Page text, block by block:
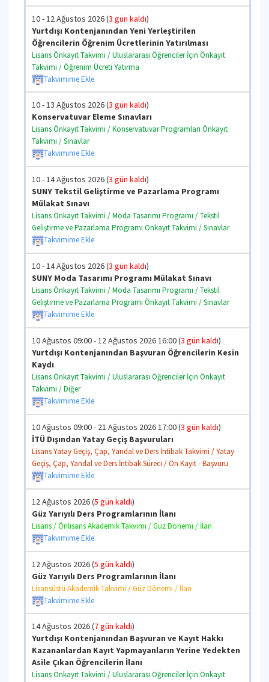
10 - 12 Ağustos 2026 (3 gün kaldı)
Yurtdışı Kontenjanından Yeni Yerleştirilen
Öğrencilerin Öğrenim Ücretlerinin Yatırılması
Lisans Önkayıt Takvimi / Uluslararası Öğrenciler İçin Önkayıt
Takvimi / Öğrenim Ücreti Yatırma
Takvimime Ekle
10 - 13 Ağustos 2026 (3 gün kaldı)
Konservatuvar Eleme Sınavları
Lisans Önkayıt Takvimi / Konservatuvar Programları Önkayıt
Takvimi / Sınavlar
Takvimime Ekle
10 - 14 Ağustos 2026 (3 gün kaldı)
SUNY Tekstil Geliştirme ve Pazarlama Programı
Mülakat Sınavı
Lisans Önkayıt Takvimi / Moda Tasarımı Programı / Tekstil
Geliştirme ve Pazarlama Programı Önkayıt Takvimi / Sınavlar
Takvimime Ekle
10 - 14 Ağustos 2026 (3 gün kaldı)
SUNY Moda Tasarımı Programı Mülakat Sınavı
Lisans Önkayıt Takvimi / Moda Tasarımı Programı / Tekstil
Geliştirme ve Pazarlama Programı Önkayıt Takvimi / Sınavlar
Takvimime Ekle
10 Ağustos 09:00 - 12 Ağustos 2026 16:00 (3 gün kaldı)
Yurtdışı Kontenjanından Başvuran Öğrencilerin Kesin
Kaydı
Lisans Önkayıt Takvimi / Uluslararası Öğrenciler İçin Önkayıt
Takvimi / Diğer
Takvimime Ekle
10 Ağustos 09:00 - 21 Ağustos 2026 17:00 (3 gün kaldı)
İTÜ Dışından Yatay Geçiş Başvuruları
Lisans Yatay Geçiş, Çap, Yandal ve Ders İntibak Takvimi / Yatay
Geçiş, Çap, Yandal ve Ders İntibak Süreci / Ön Kayıt - Başvuru
Takvimime Ekle
12 Ağustos 2026 (5 gün kaldı)
Güz Yarıyılı Ders Programlarının İlanı
Lisans / Önlisans Akademik Takvimi / Güz Dönemi / İlan
Takvimime Ekle
12 Ağustos 2026 (5 gün kaldı)
Güz Yarıyılı Ders Programlarının İlanı
Lisansüstü Akademik Takvimi / Güz Dönemi / İlan
Takvimime Ekle
14 Ağustos 2026 (7 gün kaldı)
Yurtdışı Kontenjanından Başvuran ve Kayıt Hakkı
Kazananlardan Kayıt Yapmayanların Yerine Yedekten
Asile Çıkan Öğrencilerin İlanı
Lisans Önkayıt Takvimi / Uluslararası Öğrenciler İçin Önkayıt